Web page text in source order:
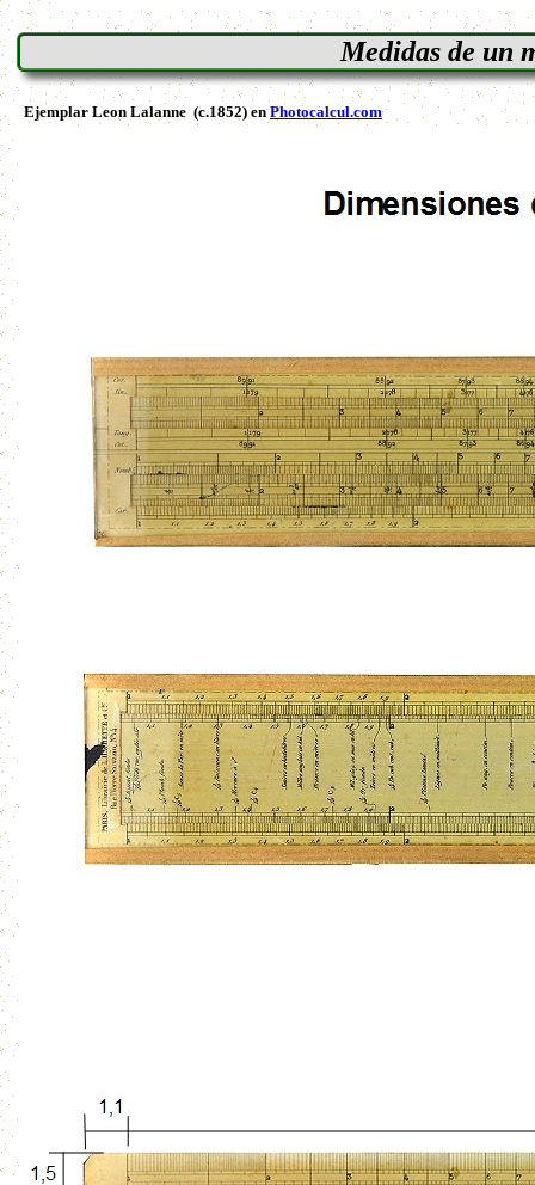
Medidas de un
Ejemplar Leon Lalanne (c.1852) enPhotocalcul.com